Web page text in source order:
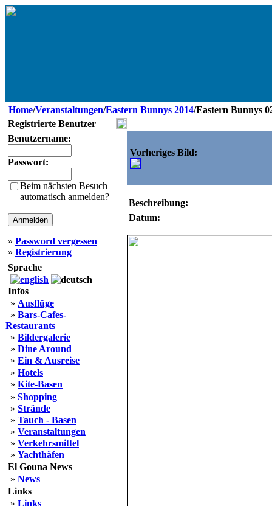
Home/Veranstaltungen/Eastern Bunnys 2014/Eastern Bunnys
Registrierte Benutzer
Benutzername:
Passwort:
Beim nächsten Besuch
automatisch anmelden?
» Password vergessen
» Registrierung
Sprache
Infos
» Ausflüge
» Bars-Cafes-
Restaurants
» Bildergalerie
» Dine Around
» Ein & Ausreise
» Hotels
» Kite-Basen
» Shopping
» Strände
» Tauch - Basen
» Veranstaltungen
» Verkehrsmittel
» Yachthäfen
El Gouna News
» News
Links
» Links
Vorheriges Bild:
Beschreibung:
Datum: